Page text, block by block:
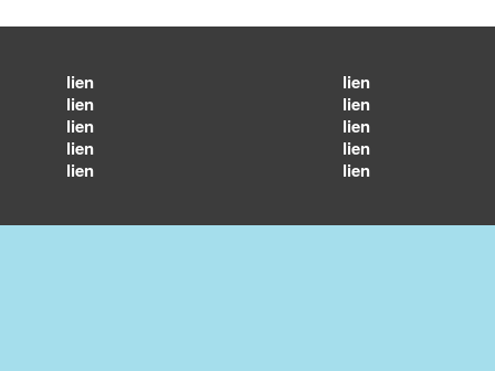
lien
lien
lien
lien
lien
lien
lien
lien
lien
lien